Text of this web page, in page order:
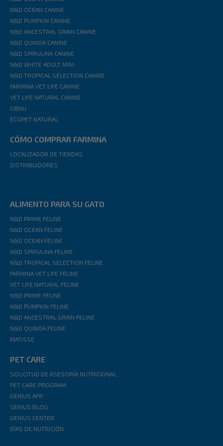
N&D OCEAN CANINE
N&D PUMPKIN CANINE
N&D ANCESTRAL GRAIN CANINE
N&D QUINOA CANINE
N&D SPIRULINA CANINE
N&D WHITE ADULT MINI
N&D TROPICAL SELECTION CANINE
FARMINA VET LIFE CANINE
VET LIFE NATURAL CANINE
CIBAU
ECOPET NATURAL
CÓMO COMPRAR FARMINA
LOCALIZADOR DE TIENDAS
DISTRIBUIDORES
ALIMENTO PARA SU GATO
N&D PRIME FELINE
N&D OCEAN FELINE
N&D OCEAN FELINE
N&D SPIRULINA FELINE
N&D TROPICAL SELECTION FELINE
FARMINA VET LIFE FELINE
VET LIFE NATURAL FELINE
N&D PRIME FELINE
N&D PUMPKIN FELINE
N&D ANCESTRAL GRAIN FELINE
N&D QUINOA FELINE
MATISSE
PET CARE
SOLICITUD DE ASESORÍA NUTRICIONAL
PET CARE PROGRAM
GENIUS APP
GENIUS BLOG
GENIUS CENTER
DÍAS DE NUTRICIÓN